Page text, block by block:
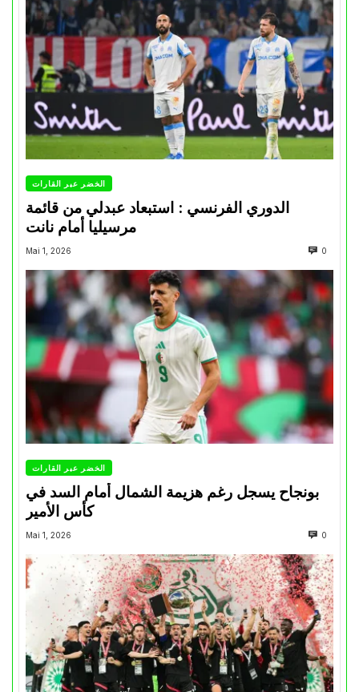
الخضر عبر القارات
الدوري الفرنسي : استبعاد عبدلي من قائمة
مرسيليا أمام نانت
Mai 1, 2026 0
الخضر عبر القارات
بونجاح يسجل رغم هزيمة الشمال أمام السد في
كأس الأمير
Mai 1, 2026 0